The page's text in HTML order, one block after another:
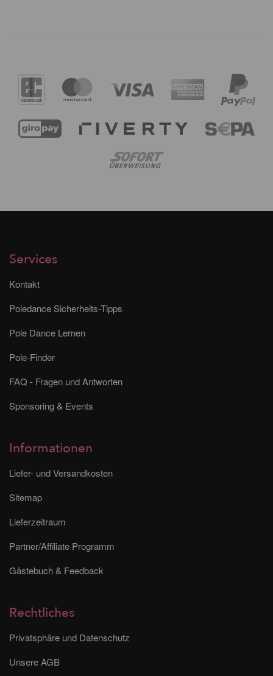
Services
Kontakt
Poledance Sicherheits-Tipps
Pole Dance Lernen
Pole-Finder
FAQ - Fragen und Antworten
Sponsoring & Events
Informationen
Liefer- und Versandkosten
Sitemap
Lieferzeitraum
Partner/Affiliate Programm
Gästebuch & Feedback
Rechtliches
Privatsphäre und Datenschutz
Unsere AGB